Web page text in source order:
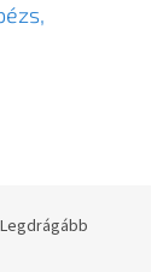
Legdrágább